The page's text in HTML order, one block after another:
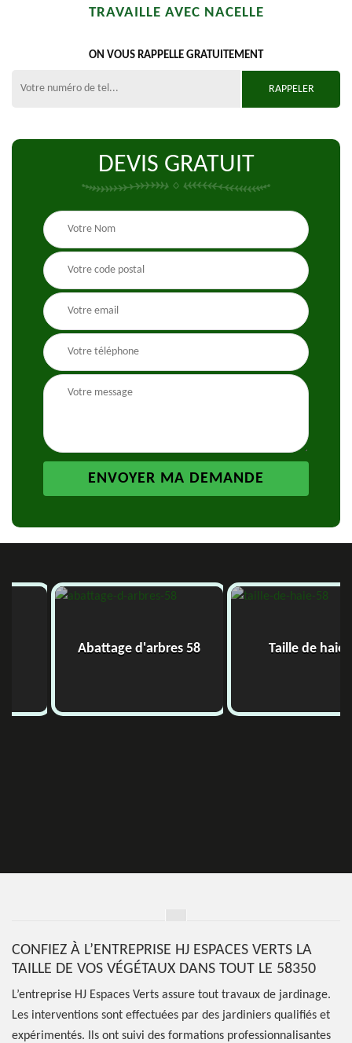
TRAVAILLE AVEC NACELLE
ON VOUS RAPPELLE GRATUITEMENT
DEVIS GRATUIT
Abattage d'arbres 58 Taille de haie
CONFIEZ À L’ENTREPRISE HJ ESPACES VERTS LA
TAILLE DE VOS VÉGÉTAUX DANS TOUT LE 58350
L’entreprise HJ Espaces Verts assure tout travaux de jardinage.
Les interventions sont effectuées par des jardiniers qualifiés et
expérimentés. Ils ont suivi des formations professionnalisantes